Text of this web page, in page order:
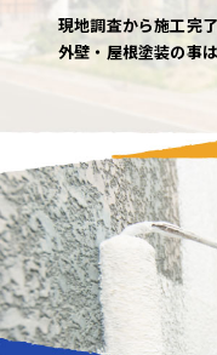
現地調査から施工完
外壁・屋根塗装の事